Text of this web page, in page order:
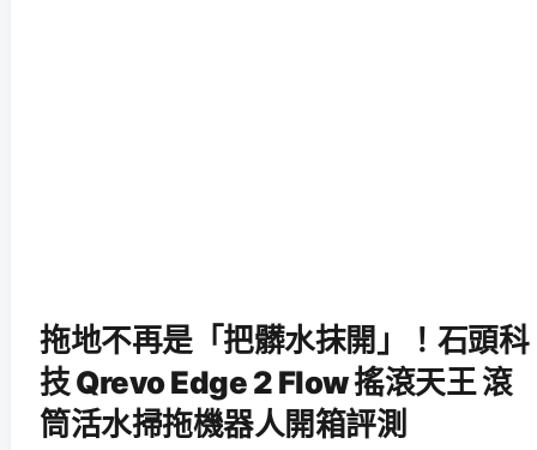
拖地不再是「把髒水抹開」！石頭科
技 Qrevo Edge 2 Flow 搖滾天王 滾
筒活水掃拖機器人開箱評測